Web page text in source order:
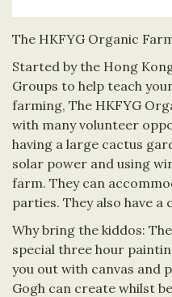
The HKFYG Organic
Started by the Hong
Groups to help teach
farming, The HKFYG
with many volunteer
having a large cactus
solar power and using
farm. They can
parties. They also have a
Why bring the kiddos:
special three hour
you out with canvas and
Gogh can create whilst